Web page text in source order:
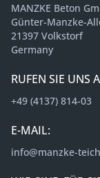
MANZKE Beton
Günter-Manzke-
21397 Volkstorf
Germany
RUFEN SIE UNS
+49 (4137) 814-03
E-MAIL:
info@manzke-